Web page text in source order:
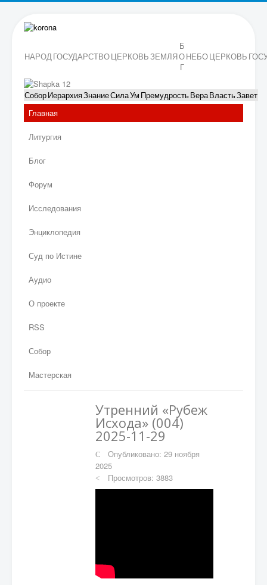
НАРОДГОСУДАРСТВОЦЕРКОВЬЗЕМЛЯ
Б
О
Г
НЕБОЦЕРКОВЬ
СоборИерархияЗнаниеСилаУм ПремудростьВераВластьЗавет
Главная
Литургия
Блог
Форум
Исследования
Энциклопедия
Суд по Истине
Аудио
О проекте
RSS
Собор
Мастерская
Утренний «Рубеж
Исхода» (004)
2025-11-29
Опубликовано: 29 ноября
2025
Просмотров: 3883